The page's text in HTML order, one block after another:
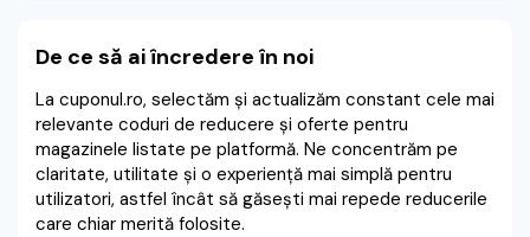
De ce să ai încredere în noi
La cuponul.ro, selectăm și actualizăm constant cele mai
relevante coduri de reducere și oferte pentru
magazinele listate pe platformă. Ne concentrăm pe
claritate, utilitate și o experiență mai simplă pentru
utilizatori, astfel încât să găsești mai repede reducerile
care chiar merită folosite.